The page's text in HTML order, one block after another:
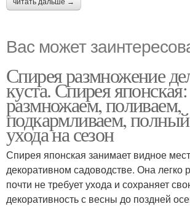
читать дальше →
Вас может
Спирея размножение
куста. Спирея японская:
размножаем, поливаем,
подкармливаем,
ухода на сезон
Спирея японская занимает видное
декоративном садоводстве. Она легко
почти не требует ухода и сохраняет
декоративность с весны до поздней